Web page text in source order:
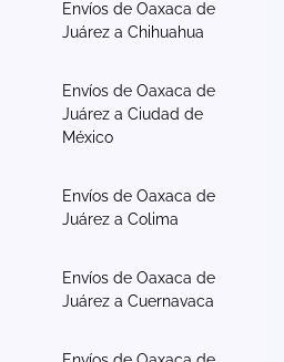
Envíos de Oaxaca de
Juárez a Chihuahua
Envíos de Oaxaca de
Juárez a Ciudad de
México
Envíos de Oaxaca de
Juárez a Colima
Envíos de Oaxaca de
Juárez a Cuernavaca